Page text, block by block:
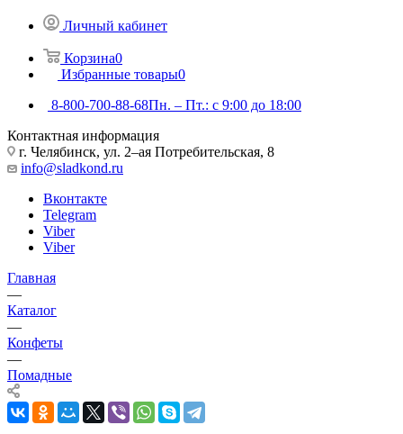
Личный кабинет
Корзина0
Избранные товары0
8-800-700-88-68Пн. – Пт.: с 9:00 до 18:00
Контактная информация
г. Челябинск, ул. 2–ая Потребительская, 8
info@sladkond.ru
Вконтакте
Telegram
Viber
Viber
Главная
—
Каталог
—
Конфеты
—
Помадные